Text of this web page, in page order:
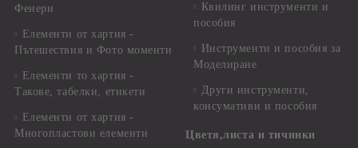
Фенери
Елементи от хартия -
Пътешествия и Фото моменти
Елементи то хартия -
Такове, табелки, етикети
Елементи от хартия -
Многопластови елементи
Квилинг инструменти и
пособия
Инструменти и пособия за
Моделиране
Други инструменти,
консумативи и пособия
Цветя,листа и тичинки